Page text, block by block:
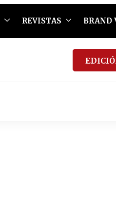
REVISTAS BRAND